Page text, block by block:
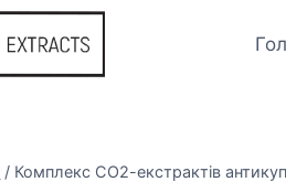
/ Комплекс СО2-екстрактів